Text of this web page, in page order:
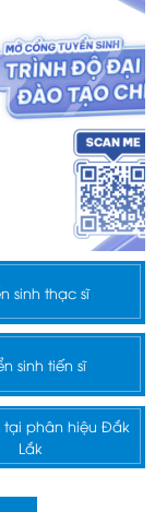
sinh thạc sĩ
sinh tiến sĩ
tại phân hiệu Đắk
Lắk